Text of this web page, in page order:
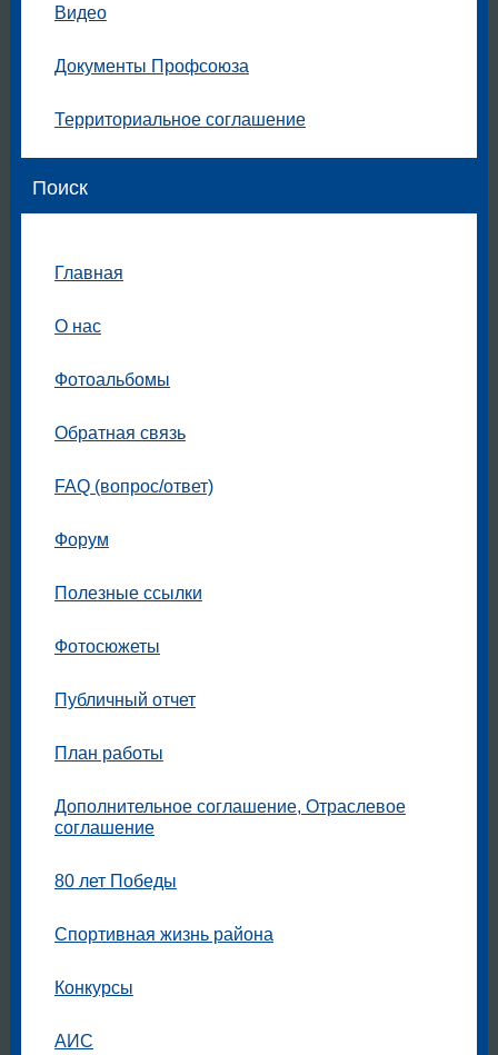
Видео
Документы Профсоюза
Территориальное соглашение
Поиск
Главная
О нас
Фотоальбомы
Обратная связь
FAQ (вопрос/ответ)
Форум
Полезные ссылки
Фотосюжеты
Публичный отчет
План работы
Дополнительное соглашение, Отраслевое
соглашение
80 лет Победы
Спортивная жизнь района
Конкурсы
АИС